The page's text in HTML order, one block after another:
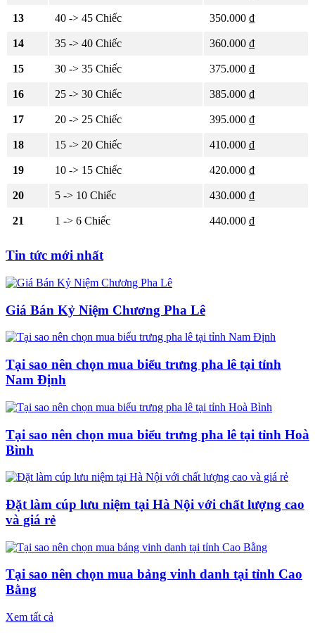
13 40 -> 45 Chiếc 350.000 ₫
14 35 -> 40 Chiếc 360.000 ₫
15 30 -> 35 Chiếc 375.000 ₫
16 25 -> 30 Chiếc 385.000 ₫
17 20 -> 25 Chiếc 395.000 ₫
18 15 -> 20 Chiếc 410.000 ₫
19 10 -> 15 Chiếc 420.000 ₫
20 5 -> 10 Chiếc 430.000 ₫
21 1 -> 6 Chiếc 440.000 ₫
Tin tức mới nhất
Giá Bán Kỷ Niệm Chương Pha Lê
Tại sao nên chọn mua biểu trưng pha lê tại tỉnh
Nam Định
Tại sao nên chọn mua biểu trưng pha lê tại tỉnh Hoà
Bình
Đặt làm cúp lưu niệm tại Hà Nội với chất lượng cao
và giá rẻ
Tại sao nên chọn mua bảng vinh danh tại tỉnh Cao
Bằng
Xem tất cả